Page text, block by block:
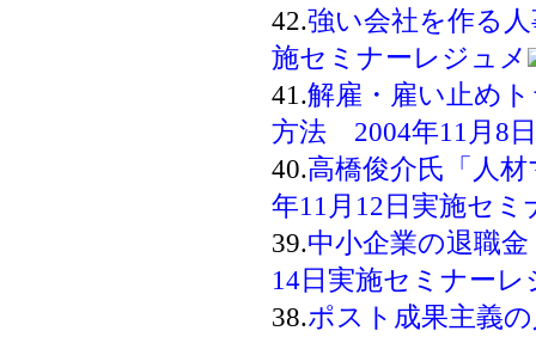
42.強い会社を作る
施セミナーレジュメ
41.解雇・雇い止め
方法 2004年11月8
40.高橋俊介氏「人
年11月12日実施セ
39.中小企業の退職
14日実施セミナーレ
38.ポスト成果主義